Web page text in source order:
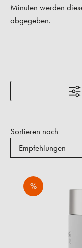
Minuten werden
abgegeben.
Sortieren nach
%